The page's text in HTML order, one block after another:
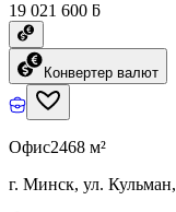
19 021 600 ƃ
Конвертер валют
Офис2468 м²
г. Минск, ул. Кульман,